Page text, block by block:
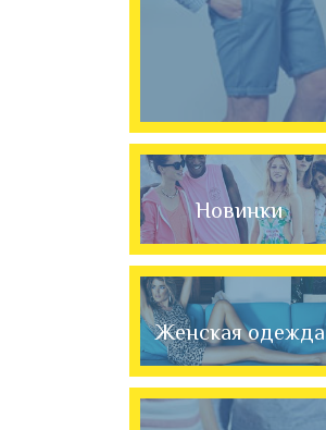
Новинки
Женская одежда